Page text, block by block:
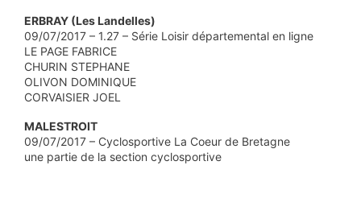
ERBRAY (Les Landelles)
09/07/2017 – 1.27 – Série Loisir départemental en ligne
LE PAGE FABRICE
CHURIN STEPHANE
OLIVON DOMINIQUE
CORVAISIER JOEL
MALESTROIT
09/07/2017 – Cyclosportive La Coeur de Bretagne
une partie de la section cyclosportive